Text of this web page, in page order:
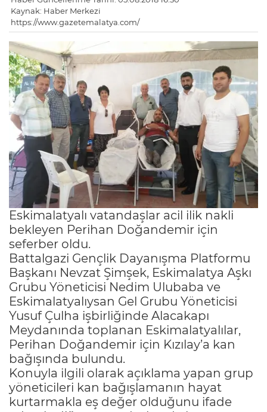
Kaynak: Haber Merkezi
https://www.gazetemalatya.com/
Eskimalatyalı vatandaşlar acil ilik nakli
bekleyen Perihan Doğandemir için
seferber oldu.
Battalgazi Gençlik Dayanışma Platformu
Başkanı Nevzat Şimşek, Eskimalatya Aşkı
Grubu Yöneticisi Nedim Ulubaba ve
Eskimalatyalıysan Gel Grubu Yöneticisi
Yusuf Çulha işbirliğinde Alacakapı
Meydanında toplanan Eskimalatyalılar,
Perihan Doğandemir için Kızılay’a kan
bağışında bulundu.
Konuyla ilgili olarak açıklama yapan grup
yöneticileri kan bağışlamanın hayat
kurtarmakla eş değer olduğunu ifade